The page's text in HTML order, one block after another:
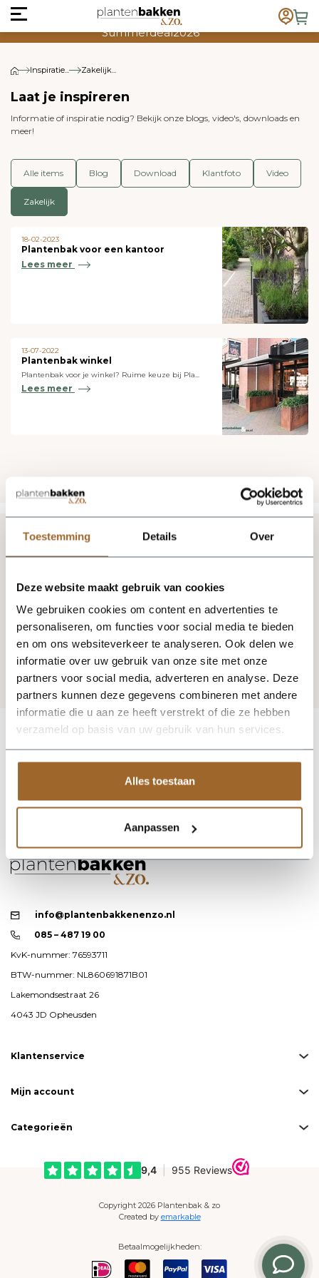
Toestemming Details Over
Deze website maakt gebruik van cookies
We gebruiken cookies om content en advertenties te
personaliseren, om functies voor social media te bieden
en om ons websiteverkeer te analyseren. Ook delen we
informatie over uw gebruik van onze site met onze
partners voor social media, adverteren en analyse. Deze
partners kunnen deze gegevens combineren met andere
informatie die u aan ze heeft verstrekt of die ze hebben
verzameld op basis van uw gebruik van hun services.
Alles toestaan
Aanpassen
T/m 13 augustus 20% extra korting op alle fiberclay
plantenbakken met kortingscode
“Summerdeal2026”
Inspiratie... Zakelijk...
Laat je inspireren
Informatie of inspiratie nodig? Bekijk onze blogs, video's, downloads en
meer!
Alle items Blog Download Klantfoto Video
Zakelijk
18-02-2023
Plantenbak voor een kantoor
Lees meer
13-07-2022
Plantenbak winkel
Plantenbak voor je winkel? Ruime keuze bij Pla...
Lees meer
Stel je vraag
Blijf op de hoogte via onze nieuwsbrief
info@plantenbakkenenzo.nl
085 – 487 19 00
KvK-nummer: 76593711
BTW-nummer: NL860691871B01
Lakemondsestraat 26
4043 JD Opheusden
Klantenservice
Mijn account
Categorieën
Copyright 2026 Plantenbak & zo
Created by emarkable
Betaalmogelijkheden: